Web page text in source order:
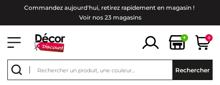
Commandez aujourd'hui, retirez rapidement en magasin !
Voir nos 23 magasins
+ 0
Rechercher